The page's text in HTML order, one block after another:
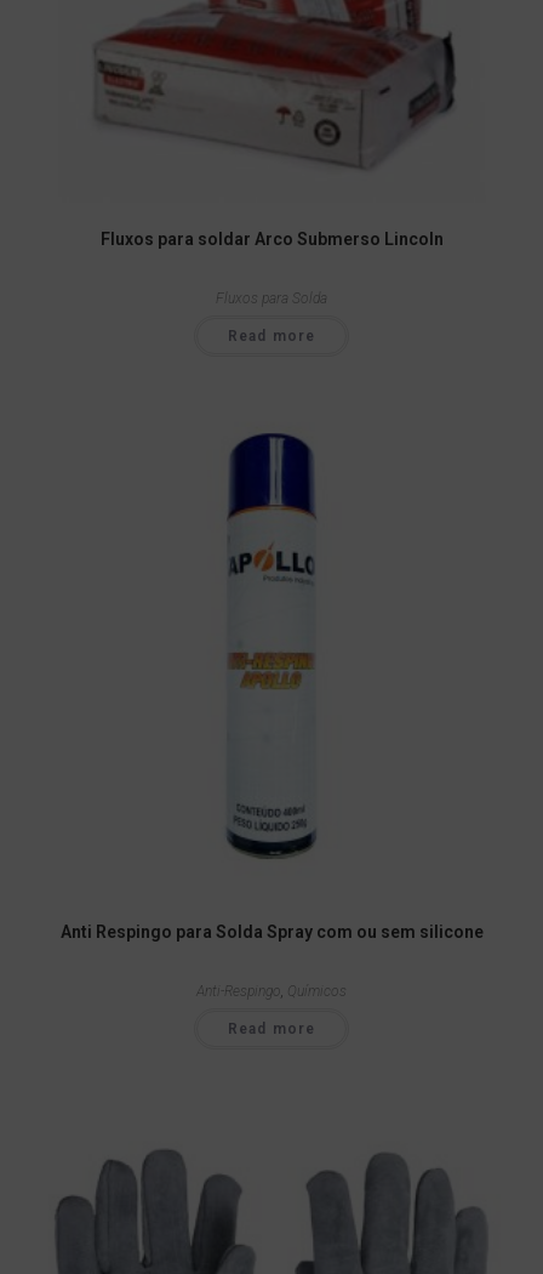
Fluxos para soldar Arco Submerso Lincoln
Fluxos para Solda
Read more
Anti Respingo para Solda Spray com ou sem silicone
Anti-Respingo Químicos
Read more